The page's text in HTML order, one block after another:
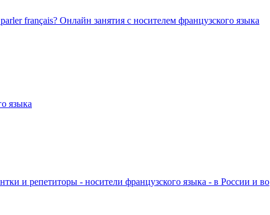
français? Онлайн занятия с носителем французского языка
языка
и репетиторы - носители французского языка - в России и во